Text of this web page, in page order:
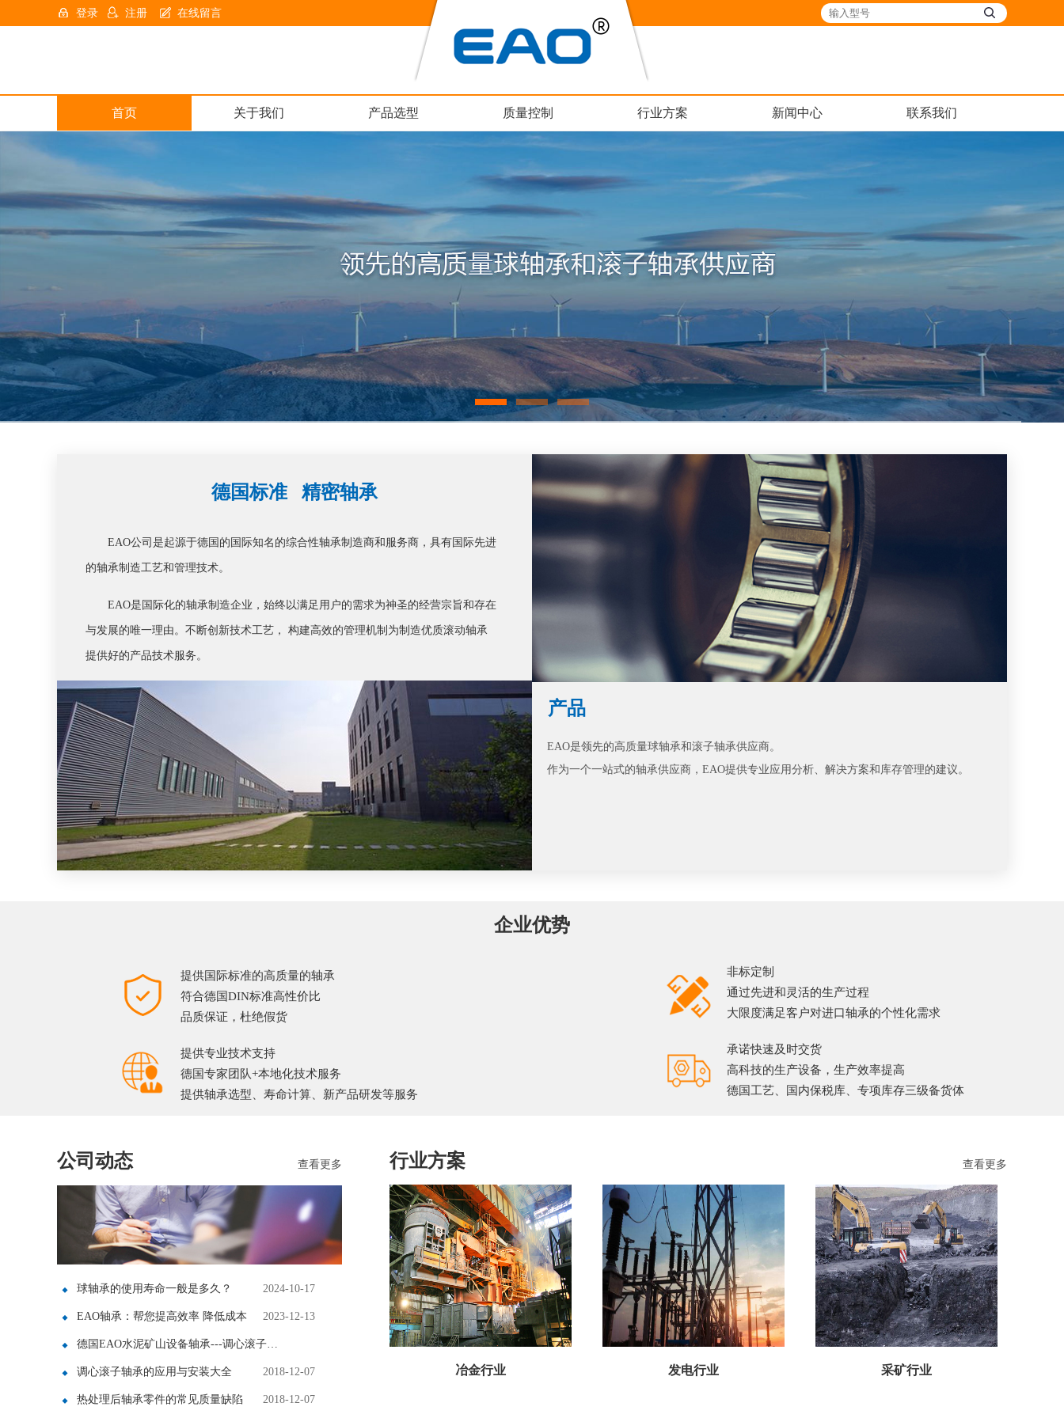
在线留言
登录 注册
首页 关于我们 产品选型 质量控制 行业方案 新闻中心 联系我们
德国标准 精密轴承
EAO公司是起源于德国的国际知名的综合性轴承制造商和服务商，具有国际先进
的轴承制造工艺和管理技术。
EAO是国际化的轴承制造企业，始终以满足用户的需求为神圣的经营宗旨和存在
与发展的唯一理由。不断创新技术工艺， 构建高效的管理机制为制造优质滚动轴承
提供好的产品技术服务。
产品
EAO是领先的高质量球轴承和滚子轴承供应商。
作为一个一站式的轴承供应商，EAO提供专业应用分析、解决方案和库存管理的建议。
企业优势
提供国际标准的高质量的轴承
符合德国DIN标准高性价比
品质保证，杜绝假货
提供专业技术支持
德国专家团队+本地化技术服务
提供轴承选型、寿命计算、新产品研发等服务
非标定制
通过先进和灵活的生产过程
大限度满足客户对进口轴承的个性化需求
承诺快速及时交货
高科技的生产设备，生产效率提高
德国工艺、国内保税库、专项库存三级备货体
公司动态 查看更多
球轴承的使用寿命一般是多久？ 2024-10-17
EAO轴承：帮您提高效率 降低成本 2023-12-13
德国EAO水泥矿山设备轴承---调心滚子…
调心滚子轴承的应用与安装大全 2018-12-07
热处理后轴承零件的常见质量缺陷 2018-12-07
行业方案 查看更多
冶金行业 发电行业 采矿行业